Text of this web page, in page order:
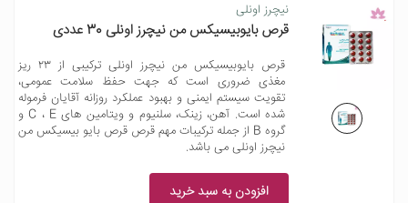
نیچرز اونلی
قرص بایوبیسیکس من نیچرز اونلی 30 عددی
قرص بایوبیسیکس من نیچرز اونلی ترکیبی از ۲۳ ریز
مغذی ضروری است که جهت حفظ سلامت عمومی،
تقویت سیستم ایمنی و بهبود عملکرد روزانه آقایان فرموله
شده است. آهن، زینک، سلنیوم و ویتامین های C ، E و
گروه B از جمله ترکیبات مهم قرص قرص بایو بیسیکس من
نیچرز اونلی می باشد.
افزودن به سبد خرید